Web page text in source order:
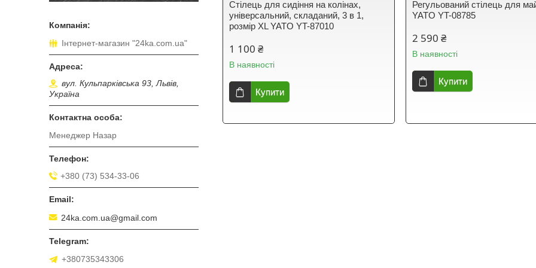
Стілець для сидіння на колінах,
універсальний, складаний, 3 в 1,
розмір XL YATO YT-87010
1 100 ₴
В наявності
Купити
Регульований стілець для
YATO YT-08785
2 590 ₴
В наявності
Купити
Інтернет-магазин "24ka.com.ua"
вул. Кульпарківська 93, Львів,
Україна
Менеджер Назар
+380 (73) 534-33-06
24ka.com.ua@gmail.com
+380735343306